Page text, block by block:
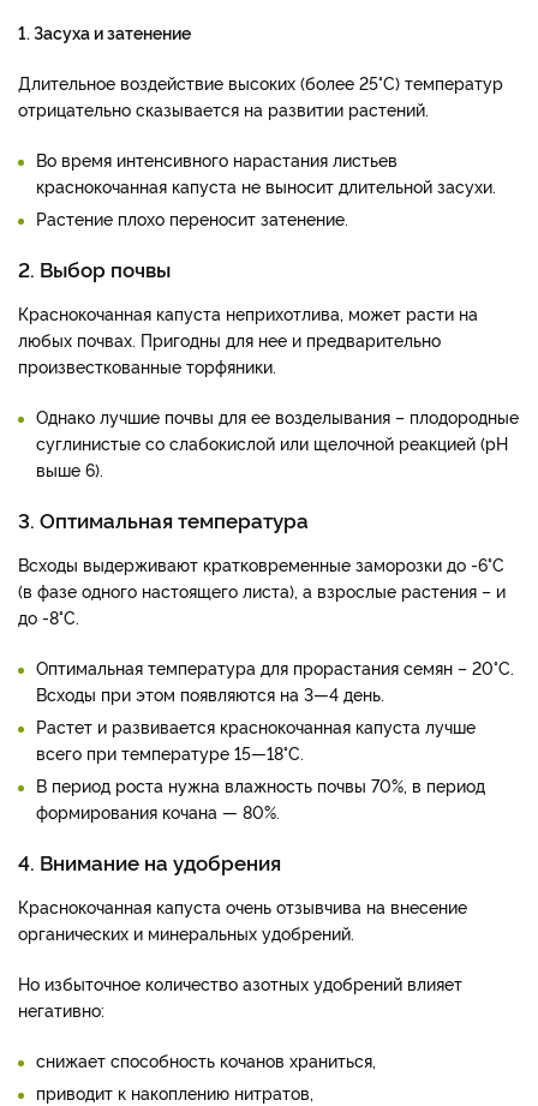
1. Засуха и затенение
Длительное воздействие высоких (более 25°С) температур
отрицательно сказывается на развитии растений.
Во время интенсивного нарастания листьев
краснокочанная капуста не выносит длительной засухи.
Растение плохо переносит затенение.
2. Выбор почвы
Краснокочанная капуста неприхотлива, может расти на
любых почвах. Пригодны для нее и предварительно
произвесткованные торфяники.
Однако лучшие почвы для ее возделывания – плодородные
суглинистые со слабокислой или щелочной реакцией (рН
выше 6).
3. Оптимальная температура
Всходы выдерживают кратковременные заморозки до -6°С
(в фазе одного настоящего листа), а взрослые растения – и
до -8°С.
Оптимальная температура для прорастания семян – 20°С.
Всходы при этом появляются на 3—4 день.
Растет и развивается краснокочанная капуста лучше
всего при температуре 15—18°С.
В период роста нужна влажность почвы 70%, в период
формирования кочана — 80%.
4. Внимание на удобрения
Краснокочанная капуста очень отзывчива на внесение
органических и минеральных удобрений.
Но избыточное количество азотных удобрений влияет
негативно:
снижает способность кочанов храниться,
приводит к накоплению нитратов,